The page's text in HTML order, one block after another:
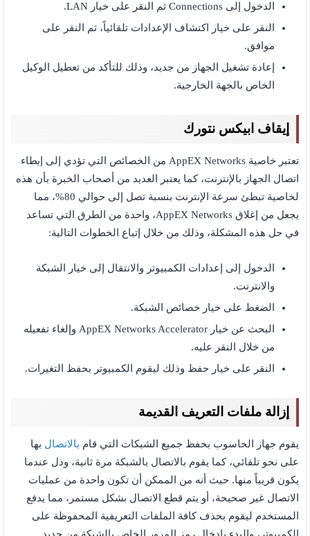
الدخول إلى Connections ثم النقر على خيار LAN.
النقر على خيار اكتشاف الإعدادات تلقائياً، ثم النقر على
موافق.
إعادة تشغيل الجهاز من جديد، وذلك للتأكد من تعطيل الوكيل
الخاص بالجهة الخارجية.
إيقاف ابيكس نتورك
تعتبر خاصية AppEX Networks من الخصائص التي تؤدي إلى إبطاء
اتصال الجهاز بالإنترنت، كما يعتبر العديد من أصحاب الخبرة بأن هذه
لخاصية تبطئ سرعة الإنترنت بنسبة تصل إلى حوالي 80%، مما
يجعل من إغلاق AppEX Networks، واحدة من الطرق التي تساعد
في حل هذه المشكلة، وذلك من خلال إتباع الخطوات التالية:
الدخول إلى إعدادات الكمبيوتر والانتقال إلى خيار الشبكة
والانترنت.
الضغط على خيار خصائص الشبكة.
البحث عن خيار AppEX Networks Accelerator وإلغاء تفعيله
من خلال النقر عليه.
النقر على خيار حفظ وذلك ليقوم الكمبيوتر بحفظ التغيرات.
إزالة ملفات التعريف القديمة
يقوم جهاز الحاسوب بحفظ جميع الشبكات التي قام بالاتصال بها
على نحو تلقائي، كما يقوم بالاتصال بالشبكة مرة ثانية، وذل عندما
يكون قريباً منها. حيث أنه من الممكن أن تكون واحدة من عمليات
الاتصال غير صحيحة، أو يتم قطع الاتصال بشكل مستمر، مما يدفع
المستخدم ليقوم بحذف كافة الملفات التعريفية المحفوظة على